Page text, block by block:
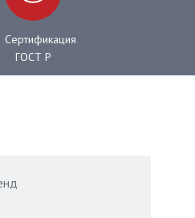
Сертификация
ГОСТ Р